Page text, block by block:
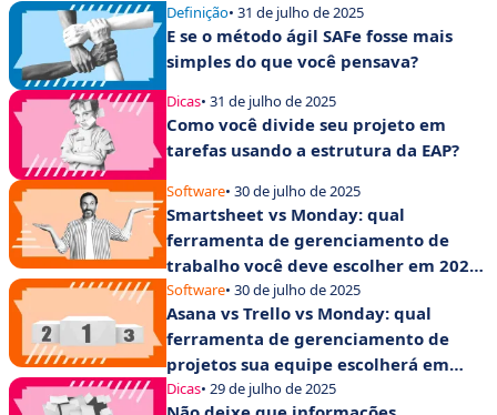
Definição• 31 de julho de 2025
E se o método ágil SAFe fosse mais
simples do que você pensava?
Dicas• 31 de julho de 2025
Como você divide seu projeto em
tarefas usando a estrutura da EAP?
Software• 30 de julho de 2025
Smartsheet vs Monday: qual
ferramenta de gerenciamento de
trabalho você deve escolher em 2025
para aumentar a produtividade de
suas equipes?
Software• 30 de julho de 2025
Asana vs Trello vs Monday: qual
ferramenta de gerenciamento de
projetos sua equipe escolherá em
2025?
Dicas• 29 de julho de 2025